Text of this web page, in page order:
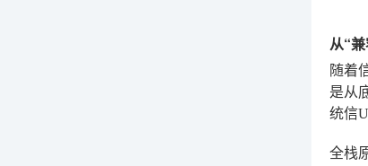
从“
随着
是从
统信
全栈